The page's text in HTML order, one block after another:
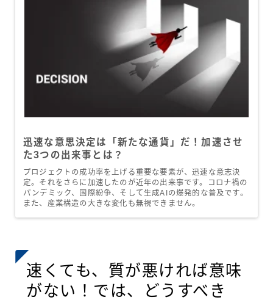
迅速な意思決定は「新たな通貨」だ！加速させ
た3つの出来事とは？
プロジェクトの成功率を上げる重要な要素が、迅速な意志決
定。それをさらに加速したのが近年の出来事です。コロナ禍の
パンデミック、国際紛争、そして生成AIの爆発的な普及です。
また、産業構造の大きな変化も無視できません。
速くても、質が悪ければ意味
がない！では、どうすべき